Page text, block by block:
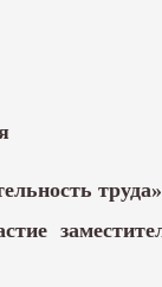
труда»